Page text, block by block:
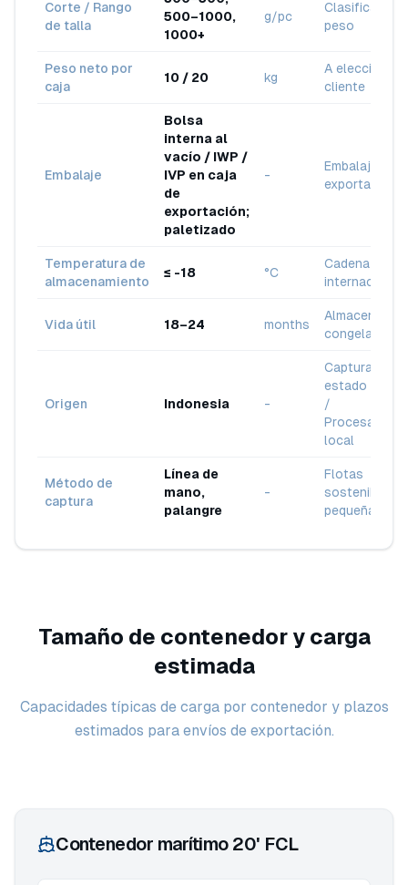
Corte / Rango
de talla
500–1000,
1000+
g/pc
Clasificado
peso
Peso neto por
caja
10 / 20 kg
A elección del
cliente
Embalaje
Bolsa
interna al
vacío / IWP /
IVP en caja
de
exportación;
paletizado
-
Embalaje de
exportación
Temperatura de
almacenamiento
≤ -18 °C
Cadena de
internacional
Vida útil 18–24 months
congelado
Origen Indonesia -
Captura en
estado
/
local
Método de
captura
Línea de
mano,
palangre
-
Flotas
sostenibles
pequeña
Tamaño de contenedor y carga
estimada
Capacidades típicas de carga por contenedor y plazos
estimados para envíos de exportación.
Contenedor marítimo 20' FCL